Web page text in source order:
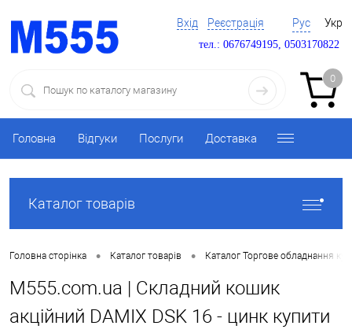
Вхід Реєстрація Рус Укр
тел.: 0676749195, 0503170822
0
Головна Відгуки Послуги Доставка
Каталог товарів
Головна сторінка • Каталог товарів • Каталог Торгове обладнання
M555.com.ua | Складний кошик
акційний DAMIX DSK 16 - цинк купити